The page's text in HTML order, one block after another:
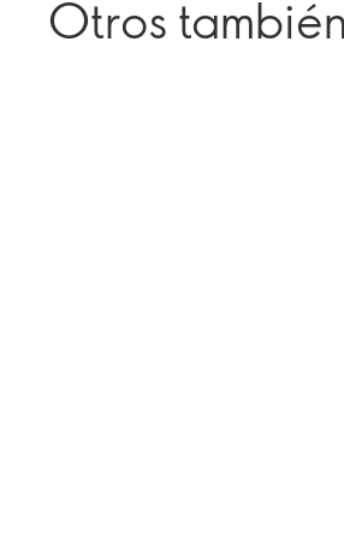
Otros